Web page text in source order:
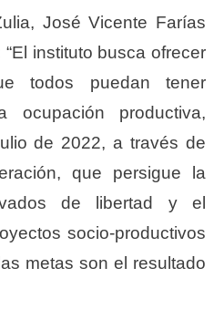
José Vicente Farías
instituto busca ofrecer
todos puedan tener
ocupación productiva,
de 2022, a través de
que persigue la
de libertad y el
socio-productivos
metas son el resultado